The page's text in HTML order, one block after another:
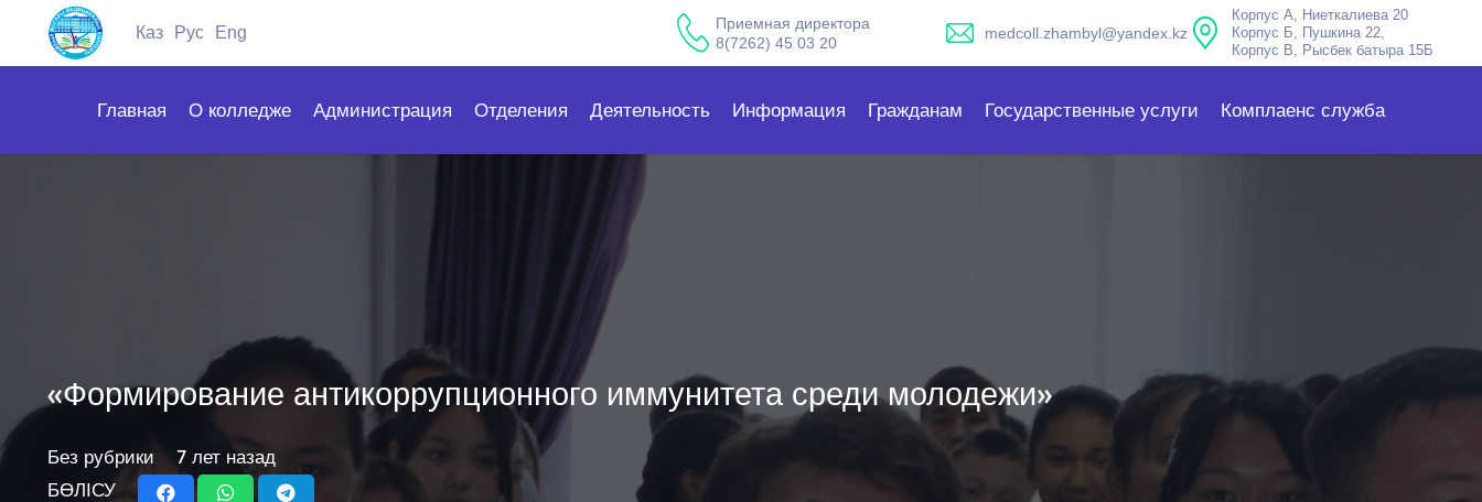
Каз Рус Eng
Приемная директора
8(7262) 45 03 20
medcoll.zhambyl@yandex.kz
Корпус А, Ниеткалиева 20
Корпус Б, Пушкина 22,
Корпус В, Рысбек батыра 15Б
Главная О колледже Администрация Отделения Деятельность Информация Гражданам Государственные услуги Комплаенс служба
«Формирование антикоррупционного иммунитета среди молодежи»
Без рубрики
7 лет назад
БӨЛІСУ